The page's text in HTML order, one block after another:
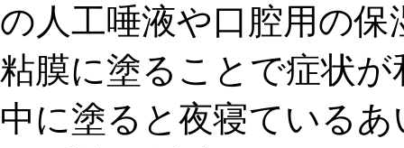
の人工唾液や口腔用の保
粘膜に塗ることで症状
中に塗ると夜寝ている